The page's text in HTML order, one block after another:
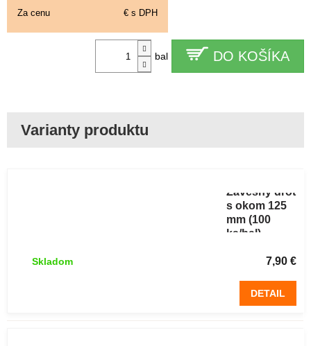
bal DO KOŠÍKA
Za cenu
€ s DPH
Závesný drôt
s okom 125
mm (100
ks/bal)
7,90 €
Skladom
DETAIL